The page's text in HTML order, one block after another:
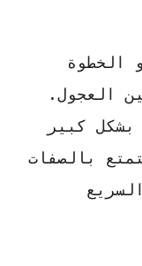
الخطوة
العجول.
كبير
بالصفات